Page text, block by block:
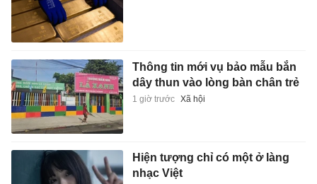
Thông tin mới vụ bảo mẫu bắn
dây thun vào lòng bàn chân trẻ
1 giờ trước Xã hội
Hiện tượng chỉ có một ở làng
nhạc Việt